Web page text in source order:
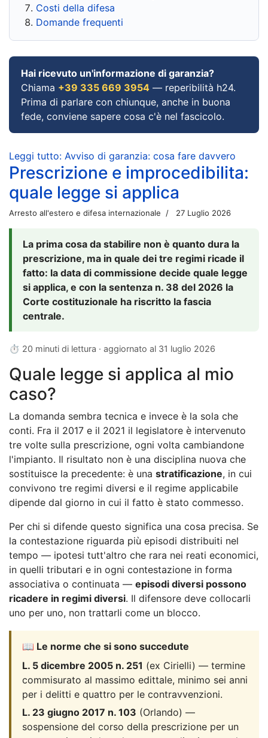
Costi della difesa
Domande frequenti
Hai ricevuto un'informazione di garanzia?
Chiama +39 335 669 3954 — reperibilità h24.
Prima di parlare con chiunque, anche in buona
fede, conviene sapere cosa c'è nel fascicolo.
Leggi tutto: Avviso di garanzia: cosa fare davvero
Prescrizione e improcedibilita:
quale legge si applica
Arresto all'estero e difesa internazionale 27 Luglio 2026
La prima cosa da stabilire non è quanto dura la
prescrizione, ma in quale dei tre regimi ricade il
fatto: la data di commissione decide quale legge
si applica, e con la sentenza n. 38 del 2026 la
Corte costituzionale ha riscritto la fascia
centrale.
⏱ 20 minuti di lettura · aggiornato al 31 luglio 2026
Quale legge si applica al mio
caso?
La domanda sembra tecnica e invece è la sola che
conti. Fra il 2017 e il 2021 il legislatore è intervenuto
tre volte sulla prescrizione, ogni volta cambiandone
l'impianto. Il risultato non è una disciplina nuova che
sostituisce la precedente: è una stratificazione, in cui
convivono tre regimi diversi e il regime applicabile
dipende dal giorno in cui il fatto è stato commesso.
Per chi si difende questo significa una cosa precisa. Se
la contestazione riguarda più episodi distribuiti nel
tempo — ipotesi tutt'altro che rara nei reati economici,
in quelli tributari e in ogni contestazione in forma
associativa o continuata — episodi diversi possono
ricadere in regimi diversi. Il difensore deve collocarli
uno per uno, non trattarli come un blocco.
📖 Le norme che si sono succedute
L. 5 dicembre 2005 n. 251 (ex Cirielli) — termine
commisurato al massimo edittale, minimo sei anni
per i delitti e quattro per le contravvenzioni.
L. 23 giugno 2017 n. 103 (Orlando) —
sospensione del corso della prescrizione per un